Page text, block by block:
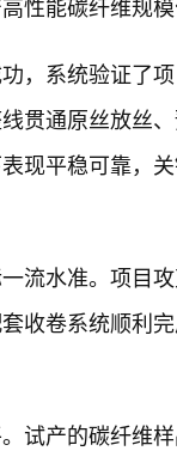
，系统验证了
贯通原丝放丝
现平稳可靠，
流水准。项目
收卷系统顺利
试产的碳纤维